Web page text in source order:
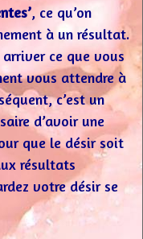
, ce qu’on
à un résultat.
ce que vous
vous attendre à
c’est un
d’avoir une
que le désir soit
résultats
votre désir se